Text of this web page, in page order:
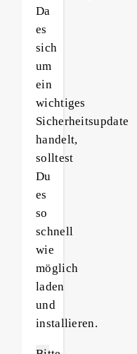
Da
es
sich
um
ein
wichtiges
Sicherheitsupdate
handelt,
solltest
Du
es
so
schnell
wie
möglich
laden
und
installieren.